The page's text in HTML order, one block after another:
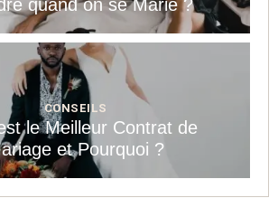
quand on se Marie ?
CONSEILS
le Meilleur Contrat de
et Pourquoi ?